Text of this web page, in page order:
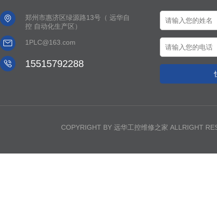

郑州市惠济区绿源路13号（ 远华自
控 自动化生产区）
 1PLC@163.com
 15515792288
COPYRIGHT BY 远华工控维修之家 ALLRIGHT